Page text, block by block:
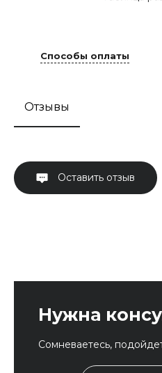
Способы оплаты
Отзывы
Оставить отзыв
Нужна
Сомневаетесь,